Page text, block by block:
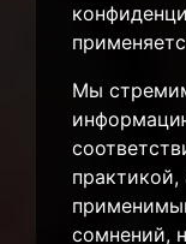
Мы
сомнений,